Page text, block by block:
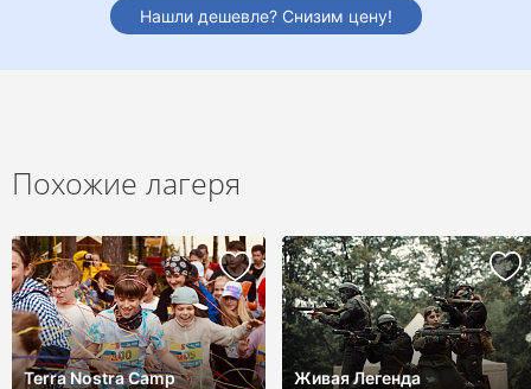
Нашли дешевле? Снизим цену!
Похожие лагеря
Terra Nostra Camp Живая Легенда